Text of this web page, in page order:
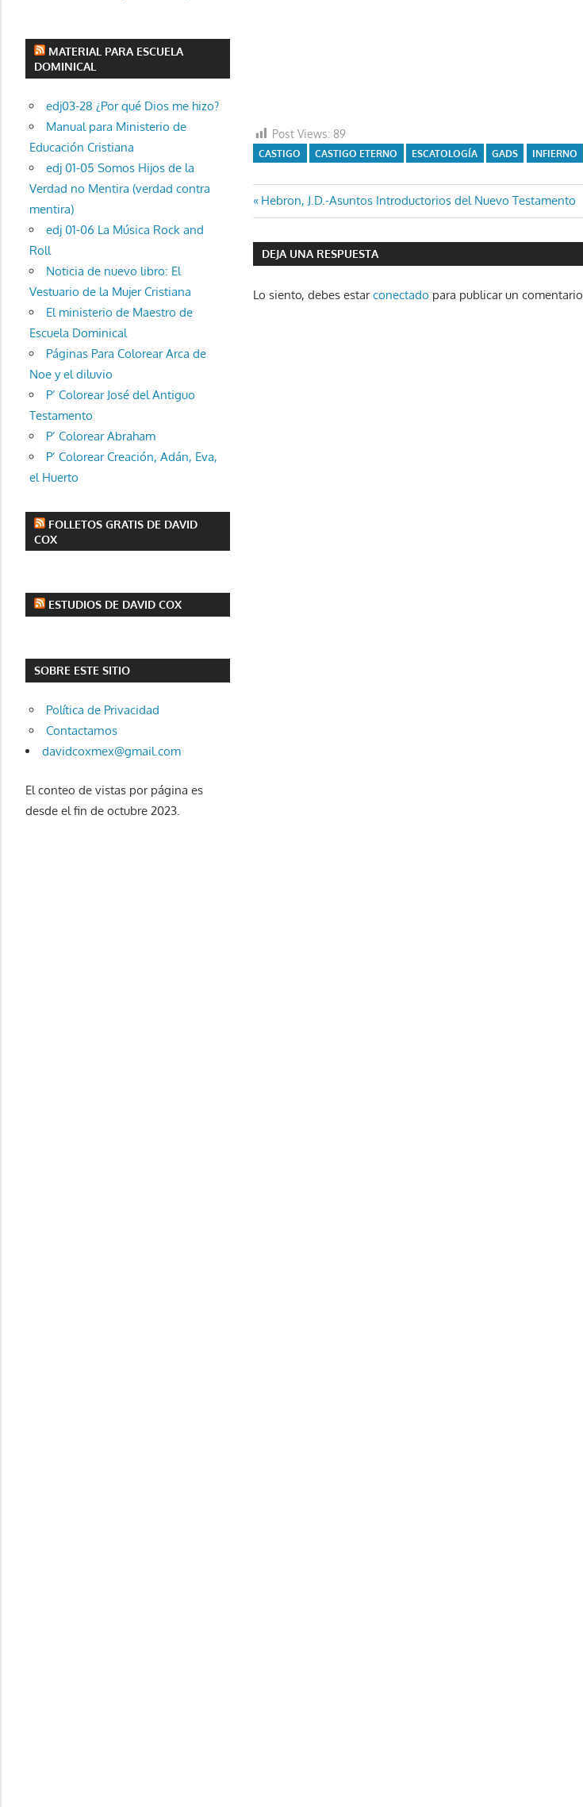
Post Views: 89
CASTIGO CASTIGO ETERNO ESCATOLOGÍA GADS INFIERNO
Navegación
de
entradas
Entrada
anterior:
Hebron, J.D.-Asuntos Introductorios del Nuevo Testamento
DEJA UNA RESPUESTA
Lo siento, debes estarconectado para publicar un comentario.
MATERIAL PARA ESCUELA
DOMINICAL
edj03-28 ¿Por qué Dios me hizo?
Manual para Ministerio de
Educación Cristiana
edj 01-05 Somos Hijos de la
Verdad no Mentira (verdad contra
mentira)
edj 01-06 La Música Rock and
Roll
Noticia de nuevo libro: El
Vestuario de la Mujer Cristiana
El ministerio de Maestro de
Escuela Dominical
Páginas Para Colorear Arca de
Noe y el diluvio
P’ Colorear José del Antiguo
Testamento
P’ Colorear Abraham
P’ Colorear Creación, Adán, Eva,
el Huerto
FOLLETOS GRATIS DE DAVID
COX
ESTUDIOS DE DAVID COX
SOBRE ESTE SITIO
Política de Privacidad
Contactarnos
davidcoxmex@gmail.com
El conteo de vistas por página es
desde el fin de octubre 2023.